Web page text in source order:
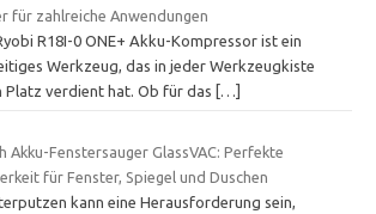
für zahlreiche Anwendungen
R18I-0 ONE+ Akku-Kompressor ist ein
Werkzeug, das in jeder Werkzeugkiste
Platz verdient hat. Ob für das
[…]
Akku-Fenstersauger GlassVAC: Perfekte
für Fenster, Spiegel und Duschen
kann eine Herausforderung sein,